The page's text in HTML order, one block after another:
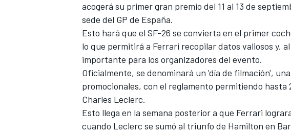
FÓRMULA E
acogerá su primer gran premio del 11 al 13 de
sede del GP de España.
Esto hará que el SF-26 se convierta en el primer
lo que permitirá a Ferrari recopilar datos valiosos y,
importante para los organizadores del evento.
Oficialmente, se denominará un 'día de filmación',
promocionales, con el reglamento permitiendo hasta
Charles Leclerc.
Esto llega en la semana posterior a que Ferrari
cuando Leclerc se sumó al triunfo de Hamilton en